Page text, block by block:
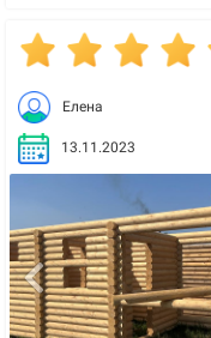
Елена
13.11.2023